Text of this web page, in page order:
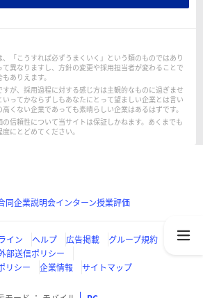
「こうすれば必ずうまくいく」という類のものではあり
異なりますし、方針の変更や採用担当者が変わることで
ありえます。
が、採用過程に対する感じ方は主観的なものに過ぎませ
ってかならずしもあなたにとって望ましい企業とは言い
くない企業であっても素晴らしい企業はあるはずです。
信頼性について当サイトは保証しかねます。あくまでも
にとどめてください。
同企業説明会インターン授業評価
イン ヘルプ 広告掲載
グループ規約
部送信ポリシー
リシー
企業情報 サイトマップ